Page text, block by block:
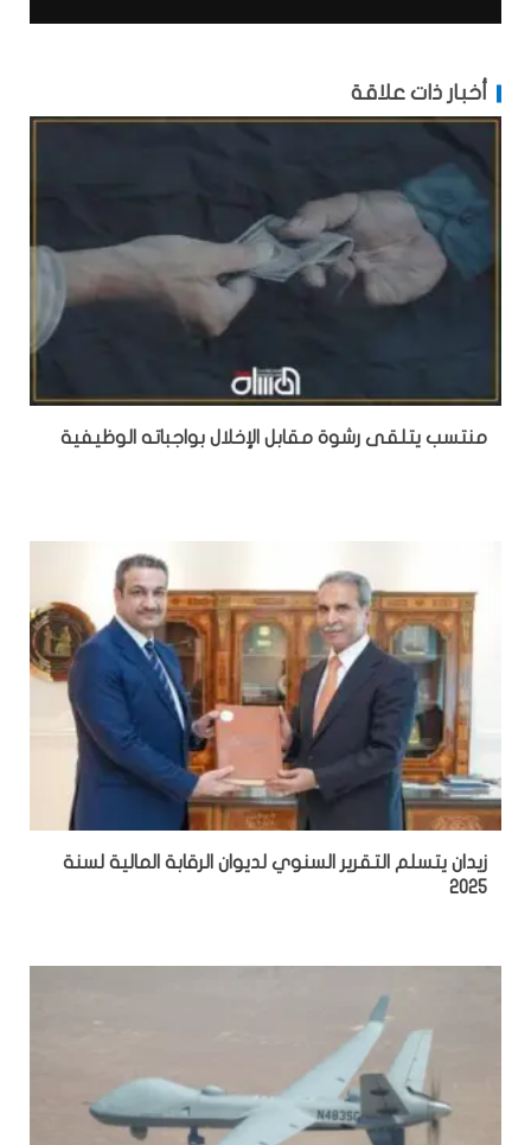
أخبار ذات علاقة
منتسب يتلقى رشوة مقابل الإخلال بواجباته الوظيفية
زيدان يتسلم التقرير السنوي لديوان الرقابة المالية لسنة
2025